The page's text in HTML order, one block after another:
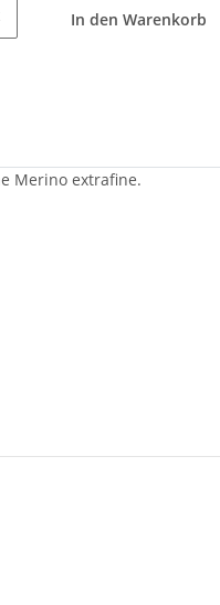
In den Warenkorb
Merino extrafine.